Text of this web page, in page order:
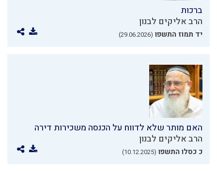
ברכות
הרב אליקים לבנון
יד תמוז התשפו (29.06.2026)
האם מותר שלא לדווח על הכנסה משכירות דירה
הרב אליקים לבנון
כ כסלו התשפו (10.12.2025)